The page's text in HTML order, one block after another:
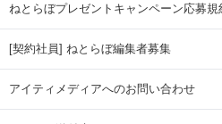
ねとらぼプレゼントキャンペーン応募規
[契約社員] ねとらぼ編集者募集
アイティメディアへのお問い合わせ